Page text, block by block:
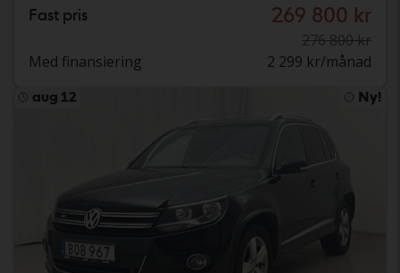
Fast pris 269 800 kr
276 800 kr
Med finansiering
2 299 kr/månad
aug 12 Ny!